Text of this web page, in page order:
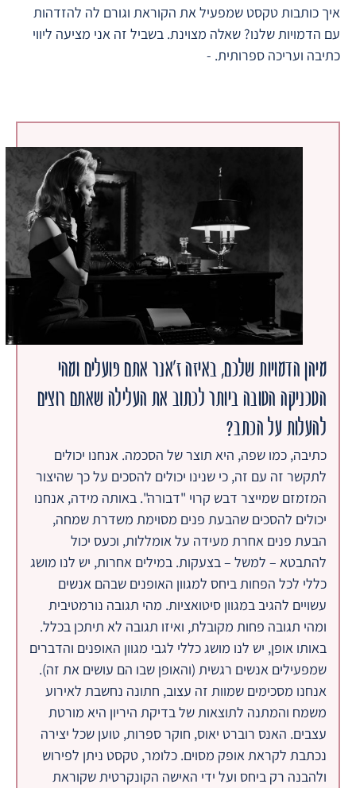
איך כותבות טקסט שמפעיל את הקוראת וגורם לה להזדהות
עם הדמויות שלנו? שאלה מצוינת. בשביל זה אני מציעה ליווי
כתיבה ועריכה ספרותית. -
מיהן הדמויות שלכם, באיזה ז'אנר אתם פועלים ומהי
הטכניקה הטובה ביותר לכתוב את העלילה שאתם רוצים
להעלות על הכתב?
כתיבה, כמו שפה, היא תוצר של הסכמה. אנחנו יכולים
לתקשר זה עם זה, כי שנינו יכולים להסכים על כך שהיצור
המזמזם שמייצר דבש קרוי "דבורה". באותה מידה, אנחנו
יכולים להסכים שהבעת פנים מסוימת משדרת שמחה,
הבעת פנים אחרת מעידה על אומללות, וכעס יכול
להתבטא – למשל – בצעקות. במילים אחרות, יש לנו מושג
כללי לכל הפחות ביחס למגוון האופנים שבהם אנשים
עשויים להגיב במגוון סיטואציות. מהי תגובה נורמטיבית
ומהי תגובה פחות מקובלת, ואיזו תגובה לא תיתכן בכלל.
באותו אופן, יש לנו מושג כללי לגבי מגוון האופנים והדברים
שמפעילים אנשים רגשית (והאופן שבו הם עושים את זה).
אנחנו מסכימים שמוות זה עצוב, חתונה נחשבת לאירוע
משמח והמתנה לתוצאות של בדיקת היריון היא מורטת
עצבים. האנס רוברט יאוס, חוקר ספרות, טוען שכל יצירה
נכתבת לקראת אופק מסוים. כלומר, טקסט ניתן לפירוש
ולהבנה רק ביחס ועל ידי האישה הקונקרטית שקוראת